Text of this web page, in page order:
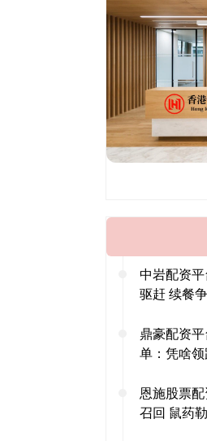
中岩配资
驱赶 续餐
鼎豪配资
单：凭啥
恩施股票
召回 鼠药